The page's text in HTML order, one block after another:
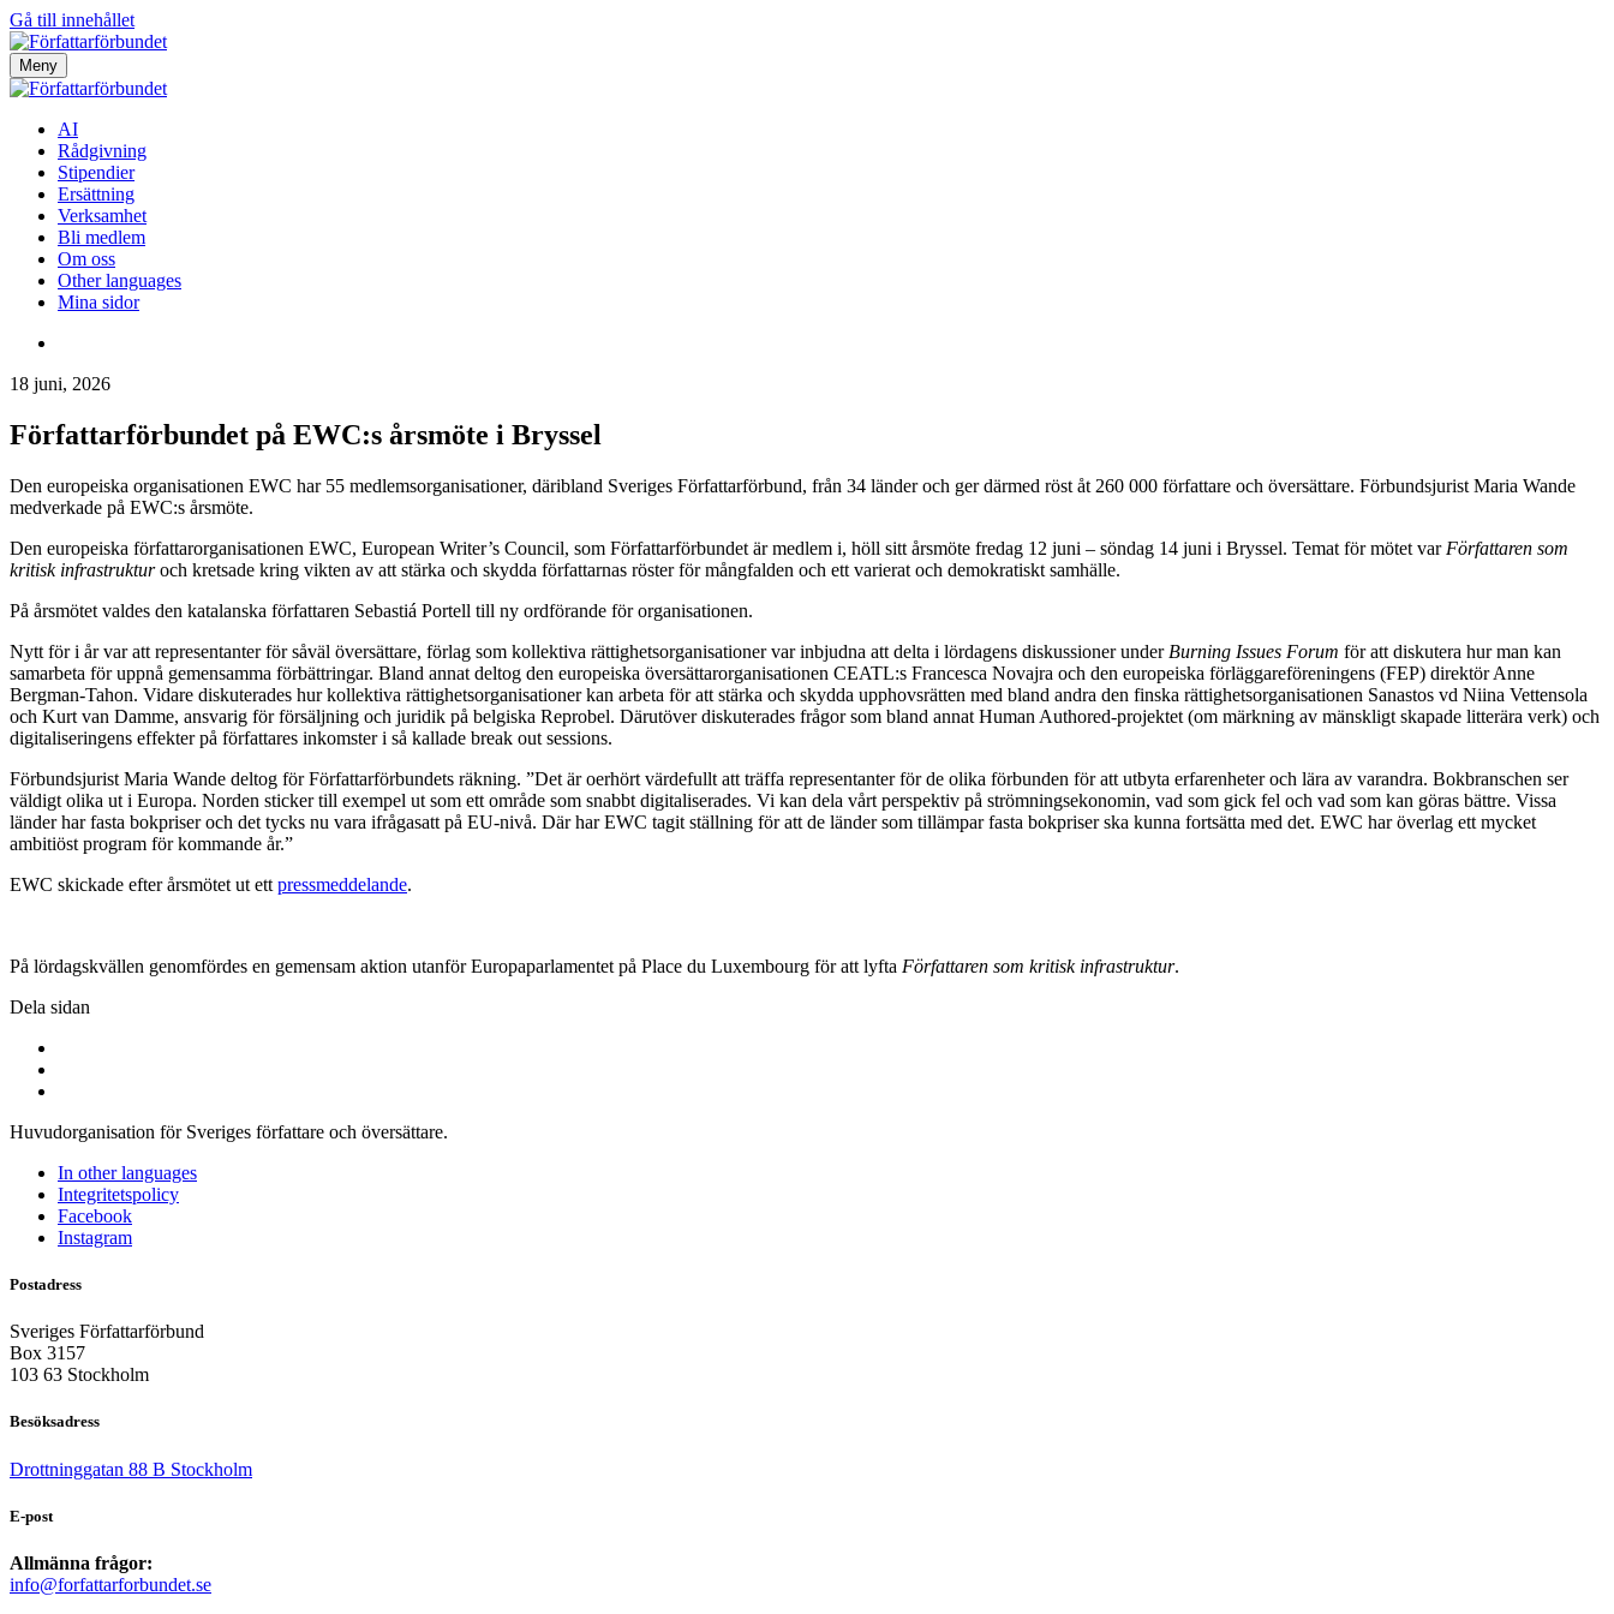
Gå till innehållet
Meny
AI
Rådgivning
Stipendier
Ersättning
Verksamhet
Bli medlem
Om oss
Other languages
Mina sidor
18 juni, 2026
Författarförbundet på EWC:s årsmöte i Bryssel
Den europeiska organisationen EWC har 55 medlemsorganisationer, däribland Sveriges Författarförbund, från 34 länder och ger därmed röst åt 260 000 författare och översättare. Förbundsjurist Maria Wande
medverkade på EWC:s årsmöte.
Den europeiska författarorganisationen EWC, European Writer’s Council, som Författarförbundet är medlem i, höll sitt årsmöte fredag 12 juni – söndag 14 juni i Bryssel. Temat för mötet var Författaren som
kritisk infrastrukturoch kretsade kring vikten av att stärka och skydda författarnas röster för mångfalden och ett varierat och demokratiskt samhälle.
På årsmötet valdes den katalanska författaren Sebastiá Portell till ny ordförande för organisationen.
Nytt för i år var att representanter för såväl översättare, förlag som kollektiva rättighetsorganisationer var inbjudna att delta i lördagens diskussioner under Burning Issues Forum för att diskutera hur man kan
samarbeta för uppnå gemensamma förbättringar. Bland annat deltog den europeiska översättarorganisationen CEATL:s Francesca Novajra och den europeiska förläggareföreningens (FEP) direktör Anne
Bergman-Tahon. Vidare diskuterades hur kollektiva rättighetsorganisationer kan arbeta för att stärka och skydda upphovsrätten med bland andra den finska rättighetsorganisationen Sanastos vd Niina Vettensola
och Kurt van Damme, ansvarig för försäljning och juridik på belgiska Reprobel. Därutöver diskuterades frågor som bland annat Human Authored-projektet (om märkning av mänskligt skapade litterära verk) och
digitaliseringens effekter på författares inkomster i så kallade break out sessions.
Förbundsjurist Maria Wande deltog för Författarförbundets räkning. ”Det är oerhört värdefullt att träffa representanter för de olika förbunden för att utbyta erfarenheter och lära av varandra. Bokbranschen ser
väldigt olika ut i Europa. Norden sticker till exempel ut som ett område som snabbt digitaliserades. Vi kan dela vårt perspektiv på strömningsekonomin, vad som gick fel och vad som kan göras bättre. Vissa
länder har fasta bokpriser och det tycks nu vara ifrågasatt på EU-nivå. Där har EWC tagit ställning för att de länder som tillämpar fasta bokpriser ska kunna fortsätta med det. EWC har överlag ett mycket
ambitiöst program för kommande år.”
EWC skickade efter årsmötet ut ett pressmeddelande.
På lördagskvällen genomfördes en gemensam aktion utanför Europaparlamentet på Place du Luxembourg för att lyfta Författaren som kritisk infrastruktur.
Dela sidan
Huvudorganisation för Sveriges författare och översättare.
In other languages
Integritetspolicy
Facebook
Instagram
Postadress
Sveriges Författarförbund
Box 3157
103 63 Stockholm
Besöksadress
Drottninggatan 88 B Stockholm
E-post
Allmänna frågor:
info@forfattarforbundet.se